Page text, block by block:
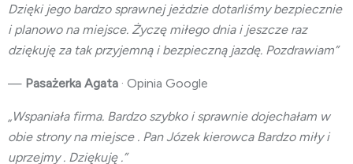
Dzięki jego bardzo sprawnej jeżdzie dotarliśmy bezpiecznie
i planowo na miejsce. Życzę miłego dnia i jeszcze raz
dziękuję za tak przyjemną i bezpieczną jazdę. Pozdrawiam”
— Pasażerka Agata · Opinia Google
„Wspaniała firma. Bardzo szybko i sprawnie dojechałam w
obie strony na miejsce . Pan Józek kierowca Bardzo miły i
uprzejmy . Dziękuję .”